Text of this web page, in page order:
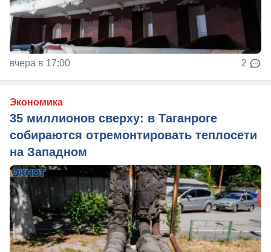
вчера в 17:00 2
Экономика
35 миллионов сверху: в Таганроге
собираются отремонтировать теплосети
на Западном